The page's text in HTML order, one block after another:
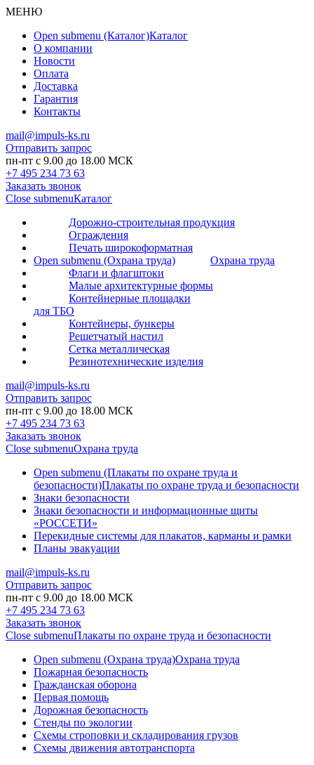
МЕНЮ
Open submenu (Каталог)Каталог
О компании
Новости
Оплата
Доставка
Гарантия
Контакты
mail@impuls-ks.ru
Отправить запрос
пн-пт с 9.00 до 18.00 МСК
+7 495 234 73 63
Заказать звонок
Close submenuКаталог
Дорожно-строительная продукция
Ограждения
Печать широкоформатная
Open submenu (Охрана труда)
Охрана труда
Флаги и флагштоки
Малые архитектурные формы
Контейнерные площадки
для ТБО
Контейнеры, бункеры
Решетчатый настил
Сетка металлическая
Резинотехнические изделия
mail@impuls-ks.ru
Отправить запрос
пн-пт с 9.00 до 18.00 МСК
+7 495 234 73 63
Заказать звонок
Close submenuОхрана труда
Open submenu (Плакаты по охране труда и
безопасности)Плакаты по охране труда и безопасности
Знаки безопасности
Знаки безопасности и информационные щиты
«РОССЕТИ»
Перекидные системы для плакатов, карманы и рамки
Планы эвакуации
mail@impuls-ks.ru
Отправить запрос
пн-пт с 9.00 до 18.00 МСК
+7 495 234 73 63
Заказать звонок
Close submenuПлакаты по охране труда и безопасности
Open submenu (Охрана труда)Охрана труда
Пожарная безопасность
Гражданская оборона
Первая помощь
Дорожная безопасность
Стенды по экологии
Схемы строповки и складирования грузов
Схемы движения автотранспорта